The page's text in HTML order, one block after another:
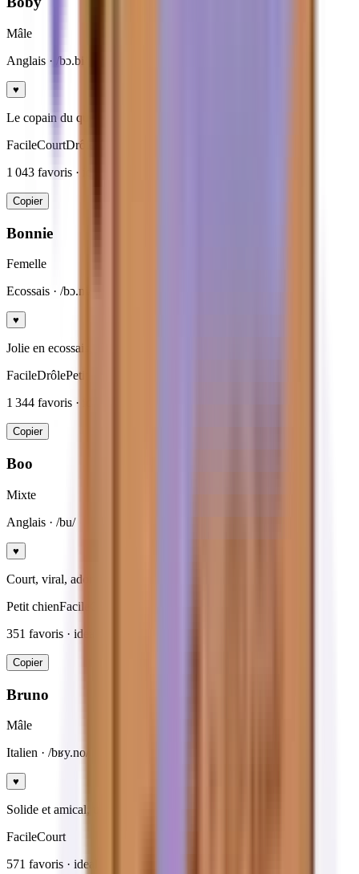
Mâle
Anglais · /bɔ.bi/
♥
Le copain du quotidien, sans chichi.
FacileCourtDrôle
1 043 favoris · ideal
Copier
Bonnie
Femelle
Ecossais · /bɔ.ni/
♥
Jolie en ecossais, joueuse et tendre.
FacileDrôlePetit chien
1 344 favoris · ideal
Copier
Boo
Mixte
Anglais · /bu/
♥
Court, viral, adorable pour mini compagnon.
Petit chienFacile
351 favoris · ideal
Copier
Bruno
Mâle
Italien · /bʁy.no/
♥
Solide et amical, un classique francais.
FacileCourt
571 favoris · ideal